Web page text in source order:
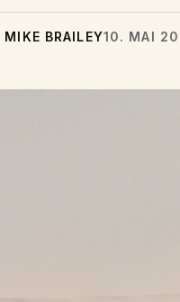
MIKE BRAILEY10. MAI